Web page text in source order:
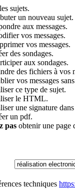
sujets.
un nouveau sujet.
aux messages.
vos messages.
vos messages.
des sondages.
aux sondages.
des fichiers à vos
vos messages
ce type de sujet.
le HTML.
une signature
un pdf.
pas obtenir une page
techniques